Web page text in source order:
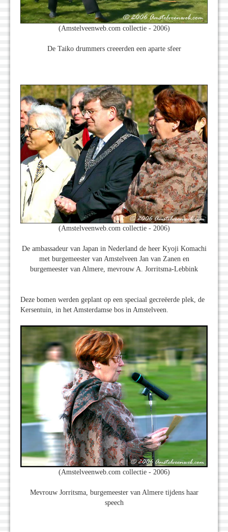
(Amstelveenweb.com collectie - 2006)
De Taiko drummers creeerden een aparte sfeer
(Amstelveenweb.com collectie - 2006)
De ambassadeur van Japan in Nederland de heer Kyoji Komachi
met burgemeester van Amstelveen Jan van Zanen en
burgemeester van Almere, mevrouw A. Jorritsma-Lebbink
Deze bomen werden geplant op een speciaal gecreëerde plek, de
Kersentuin, in het Amsterdamse bos in Amstelveen.
(Amstelveenweb.com collectie - 2006)
Mevrouw Jorritsma, burgemeester van Almere tijdens haar
speech